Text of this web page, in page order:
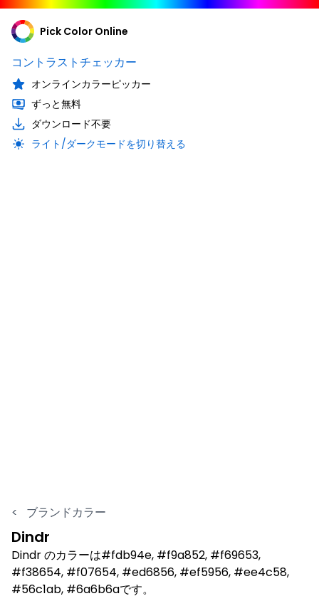
Pick Color Online
コントラストチェッカー
オンラインカラーピッカー
ずっと無料
ダウンロード不要
ライト/ダークモードを切り替える
< ブランドカラー
Dindr
Dindr のカラーは#fdb94e, #f9a852, #f69653,
#f38654, #f07654, #ed6856, #ef5956, #ee4c58,
#56c1ab, #6a6b6aです。